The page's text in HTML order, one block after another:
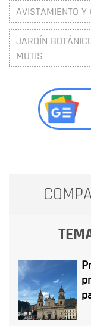
AVISTAMIENTO Y
JARDÍN
MUTIS